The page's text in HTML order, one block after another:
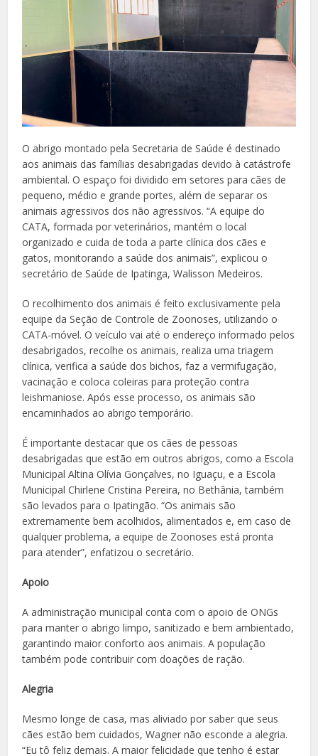
O abrigo montado pela Secretaria de Saúde é destinado
aos animais das famílias desabrigadas devido à catástrofe
ambiental. O espaço foi dividido em setores para cães de
pequeno, médio e grande portes, além de separar os
animais agressivos dos não agressivos. “A equipe do
CATA, formada por veterinários, mantém o local
organizado e cuida de toda a parte clínica dos cães e
gatos, monitorando a saúde dos animais”, explicou o
secretário de Saúde de Ipatinga, Walisson Medeiros.
O recolhimento dos animais é feito exclusivamente pela
equipe da Seção de Controle de Zoonoses, utilizando o
CATA-móvel. O veículo vai até o endereço informado pelos
desabrigados, recolhe os animais, realiza uma triagem
clínica, verifica a saúde dos bichos, faz a vermifugação,
vacinação e coloca coleiras para proteção contra
leishmaniose. Após esse processo, os animais são
encaminhados ao abrigo temporário.
É importante destacar que os cães de pessoas
desabrigadas que estão em outros abrigos, como a Escola
Municipal Altina Olívia Gonçalves, no Iguaçu, e a Escola
Municipal Chirlene Cristina Pereira, no Bethânia, também
são levados para o Ipatingão. “Os animais são
extremamente bem acolhidos, alimentados e, em caso de
qualquer problema, a equipe de Zoonoses está pronta
para atender”, enfatizou o secretário.
Apoio
A administração municipal conta com o apoio de ONGs
para manter o abrigo limpo, sanitizado e bem ambientado,
garantindo maior conforto aos animais. A população
também pode contribuir com doações de ração.
Alegria
Mesmo longe de casa, mas aliviado por saber que seus
cães estão bem cuidados, Wagner não esconde a alegria.
“Eu tô feliz demais. A maior felicidade que tenho é estar